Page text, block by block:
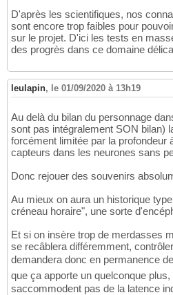
D'après les scientifiques, nos
sont encore trop faibles pour
sur le projet. D'ici les tests en
des progrès dans ce domaine
leulapin, le 01/09/2020 à 13h19
Au delà du bilan du personnage
sont pas intégralement SON bilan)
forcément limitée par la profondeur
capteurs dans les neurones sans
Donc rejouer des souvenirs
Au mieux on aura un historique
créneau horaire", une sorte
Et si on insère trop de merdasses
se recâblera différemment,
demandera donc en permanence
que ça apporte un quelconque
saccommodent pas de la latence